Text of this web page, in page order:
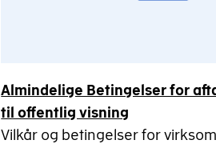
Almindelige Betingelser for
til offentlig visning
Vilkår og betingelser for